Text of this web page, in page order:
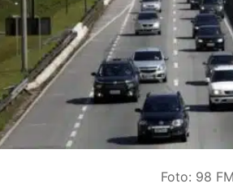
Foto: 98